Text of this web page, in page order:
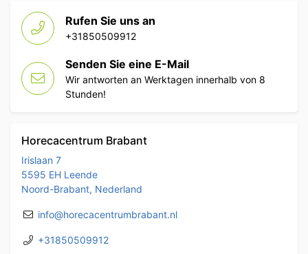
Rufen Sie uns an
+31850509912
Senden Sie eine E-Mail
Wir antworten an Werktagen innerhalb von 8
Stunden!
Horecacentrum Brabant
Irislaan 7
5595 EH Leende
Noord-Brabant, Nederland
info@horecacentrumbrabant.nl
+31850509912